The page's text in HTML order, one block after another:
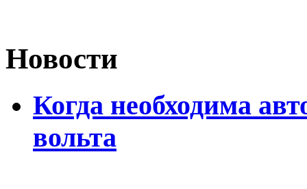
Новости
Когда необходима
вольта